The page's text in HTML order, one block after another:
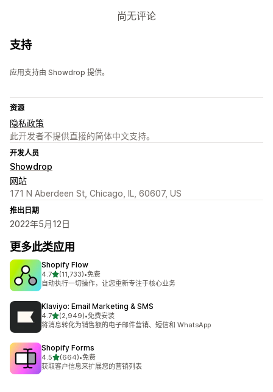
尚无评论
支持
应用支持由 Showdrop 提供。
资源
隐私政策
此开发者不提供直接的简体中文支持。
开发人员
Showdrop
网站
171 N Aberdeen St, Chicago, IL, 60607, US
推出日期
2022年5月12日
更多此类应用
Shopify Flow
4.7星（满分 5 星）
(11,733)
总共 11733 条评论
•免费
自动执行一切操作，让您重新专注于核心业务
Klaviyo: Email Marketing & SMS
4.7星（满分 5 星）
(2,949)
总共 2949 条评论
•免费安装
将消息转化为销售额的电子邮件营销、短信和 WhatsApp
Shopify Forms
4.5星（满分 5 星）
(664)
总共 664 条评论
•免费
获取客户信息来扩展您的营销列表